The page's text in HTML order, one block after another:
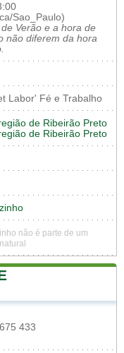
Sao_Paulo)
Verão e a hora de
não diferem da hora
Labor' Fé e Trabalho
de Ribeirão Preto
de Ribeirão Preto
não é parte de um
433